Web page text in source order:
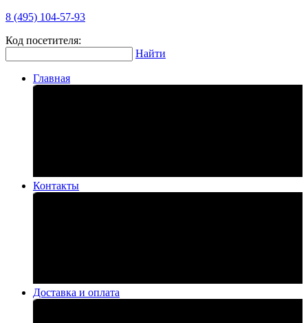
8 (495) 104-57-93
Код посетителя:
Найти
Главная
Контакты
Доставка и оплата